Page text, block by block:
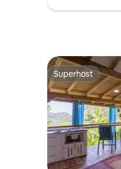
Superhost
Superhost